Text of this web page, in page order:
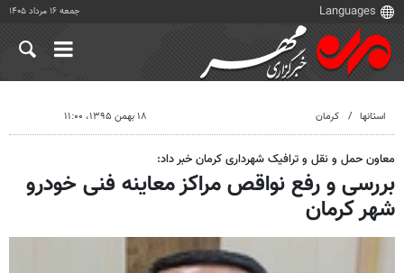
جمعه ۱۶ مرداد ۱۴۰۵
استانها کرمان ۱۸ بهمن ۱۳۹۵، ۱۱:۰۰
معاون حمل و نقل و ترافیک شهرداری کرمان خبر داد:
بررسی و رفع نواقص مراکز معاینه فنی خودرو
شهر کرمان